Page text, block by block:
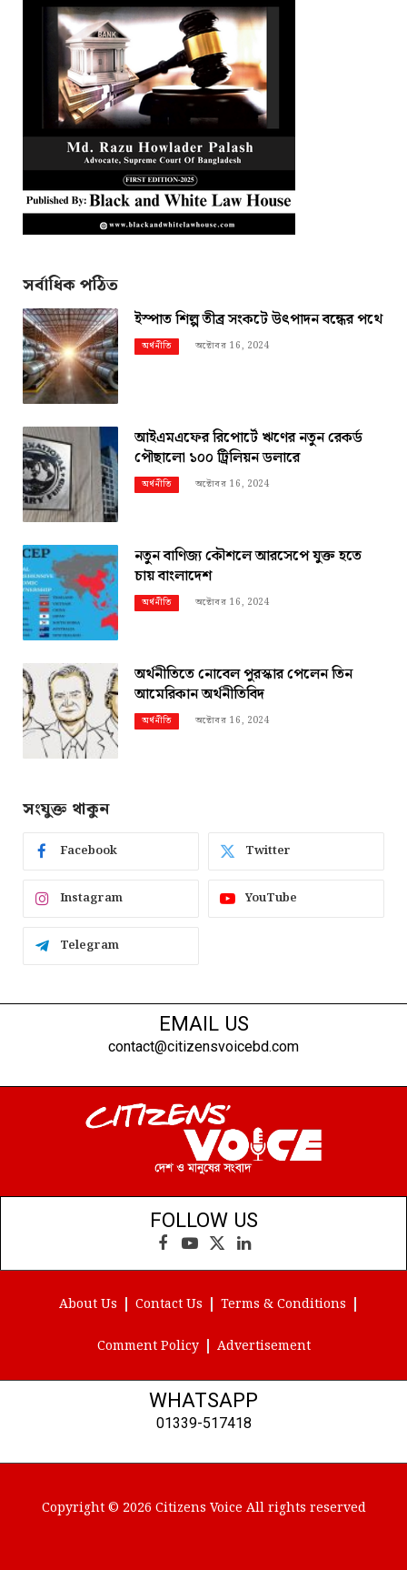
সর্বাধিক পঠিত
ইস্পাত শিল্প তীব্র সংকটে উৎপাদন বন্ধের পথে
অর্থনীতি অক্টোবর 16, 2024
আইএমএফের রিপোর্টে ঋণের নতুন রেকর্ড
পৌছালো ১০০ ট্রিলিয়ন ডলারে
অর্থনীতি অক্টোবর 16, 2024
নতুন বাণিজ্য কৌশলে আরসেপে যুক্ত হতে
চায় বাংলাদেশ
অর্থনীতি অক্টোবর 16, 2024
অর্থনীতিতে নোবেল পুরস্কার পেলেন তিন
আমেরিকান অর্থনীতিবিদ
অর্থনীতি অক্টোবর 16, 2024
সংযুক্ত থাকুন
Facebook Twitter
Instagram YouTube
Telegram
EMAIL US
contact@citizensvoicebd.com
FOLLOW US
Facebook
YouTube
X
(Twitter)
LinkedIn
About Us Contact Us Terms & Conditions
Comment Policy Advertisement
WHATSAPP
01339-517418
Copyright © 2026 Citizens Voice All rights reserved